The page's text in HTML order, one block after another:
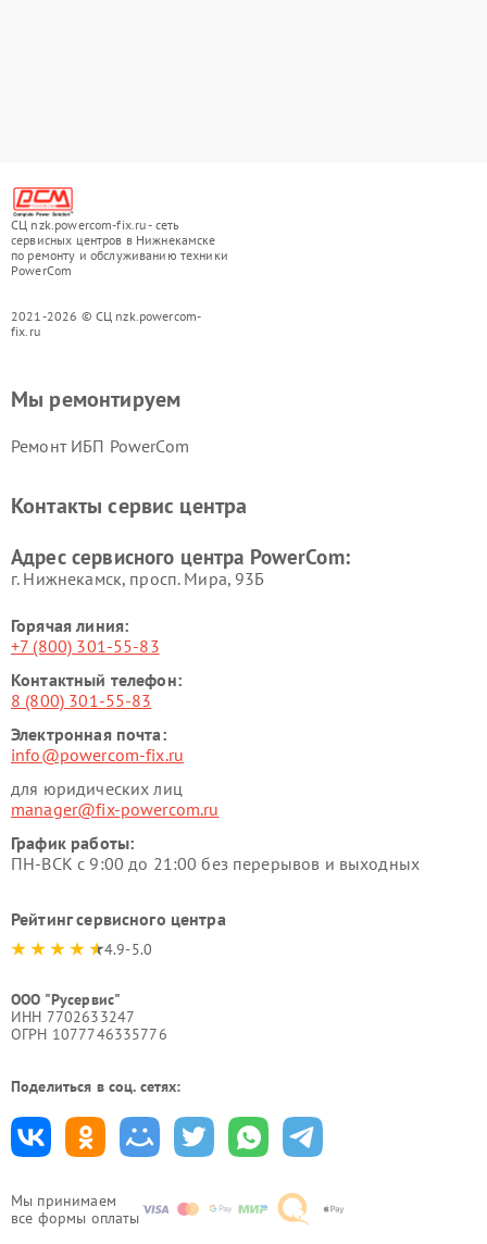
СЦ nzk.powercom-fix.ru - сеть
сервисных центров в Нижнекамске
по ремонту и обслуживанию техники
PowerCom
2021-2026 © СЦ nzk.powercom-
fix.ru
Мы принимаем
все формы оплаты
Мы ремонтируем
Ремонт ИБП PowerCom
Контакты сервис центра
Адрес сервисного центра PowerCom:
г. Нижнекамск, просп. Мира, 93Б
Горячая линия:
+7 (800) 301-55-83
Контактный телефон:
8 (800) 301-55-83
Электронная почта:
info@powercom-fix.ru
для юридических лиц
manager@fix-powercom.ru
График работы:
ПН-ВСК с 9:00 до 21:00 без перерывов и выходных
Рейтинг сервисного центра
4.9-5.0
ООО "Русервис"
ИНН 7702633247
ОГРН 1077746335776
Поделиться в соц. сетях: